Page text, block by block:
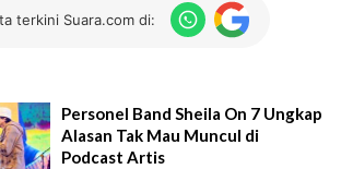
terkini Suara.com di:
Personel Band Sheila On 7 Ungkap
Alasan Tak Mau Muncul di
Podcast Artis